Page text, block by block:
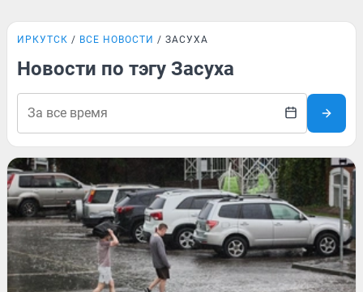
ИРКУТСК ВСЕ НОВОСТИ ЗАСУХА
Новости по тэгу Засуха